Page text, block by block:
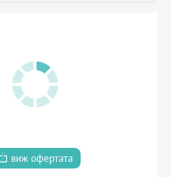
виж офертата